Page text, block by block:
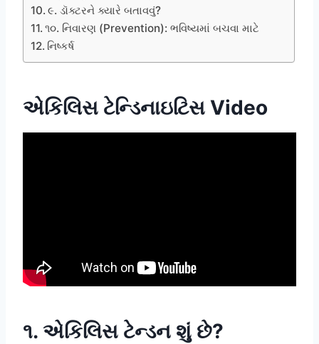
૯. ડૉક્ટરને ક્યારે બતાવવું?
૧૦. નિવારણ (Prevention): ભવિષ્યમાં બચવા માટે
નિષ્કર્ષ
એકિલિસ ટેન્ડિનાઇટિસ Video
૧. એકિલિસ ટેન્ડન શું છે?